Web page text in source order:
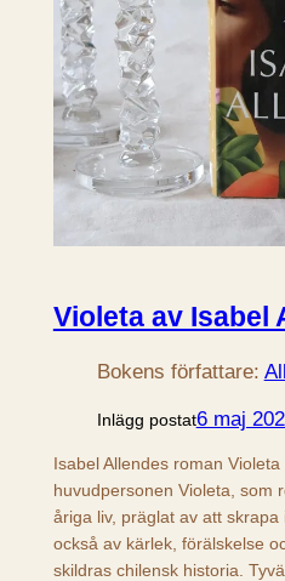
Violeta av Isabel
Bokens författare:
Inlägg postat6 maj
Isabel Allendes roman
huvudpersonen Violeta, som
åriga liv, präglat av att
också av kärlek, förälskelse
skildras chilensk historia.